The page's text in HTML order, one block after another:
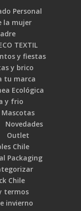
Personal
la mujer
TEXTIL
y fiestas
y brico
tu marca
Ecológica
y frio
Mascotas
Novedades
Outlet
Chile
Packaging
Chile
termos
invierno